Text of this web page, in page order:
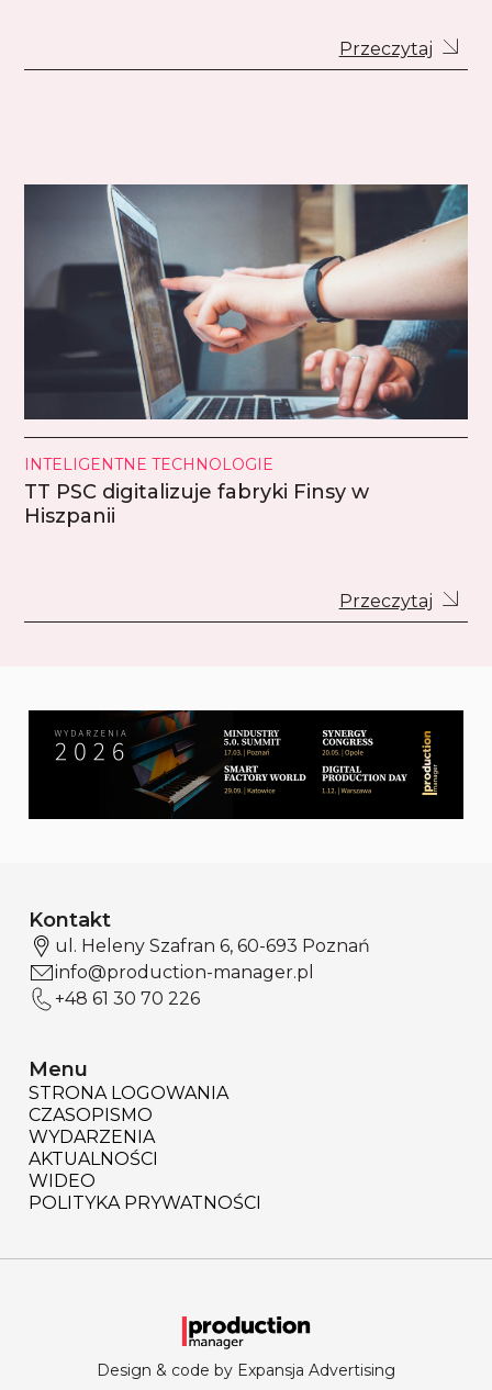
Przeczytaj
INTELIGENTNE TECHNOLOGIE
TT PSC digitalizuje fabryki Finsy w
Hiszpanii
Przeczytaj
Kontakt
ul. Heleny Szafran 6, 60-693 Poznań
info@production-manager.pl
+48 61 30 70 226
Menu
STRONA LOGOWANIA
CZASOPISMO
WYDARZENIA
AKTUALNOŚCI
WIDEO
POLITYKA PRYWATNOŚCI
Design & code by Expansja Advertising